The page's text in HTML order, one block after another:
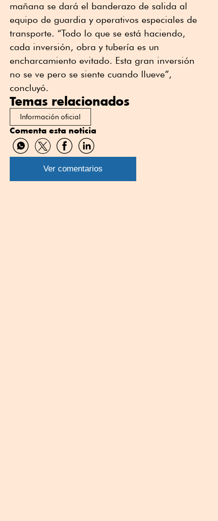
mañana se dará el banderazo de salida al
equipo de guardia y operativos especiales de
transporte. “Todo lo que se está haciendo,
cada inversión, obra y tubería es un
encharcamiento evitado. Esta gran inversión
no se ve pero se siente cuando llueve”,
concluyó.
Temas relacionados
Información oficial
Comenta esta noticia
Compartir
por
WhatsApp
Compartir
por
Twitter
Compartir
por
Facebook
Compartir
por
Linkedin
Ver comentarios